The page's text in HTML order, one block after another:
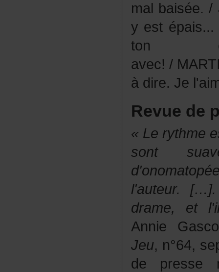
malbaisée./
avec!/
Jeu